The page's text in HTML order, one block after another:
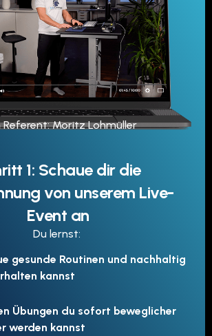
Referent: Moritz Lohmüller
1: Schaue dir die
von unserem Live-
Event an
Du lernst:
gesunde Routinen und nachhaltig
kannst
Übungen du sofort beweglicher
werden kannst